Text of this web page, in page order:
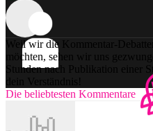
Weil wir die Kommentar-
möchten, sehen wir uns
Stunden nach Publikation einer
dein Verständnis!
Die beliebtesten Kommentare